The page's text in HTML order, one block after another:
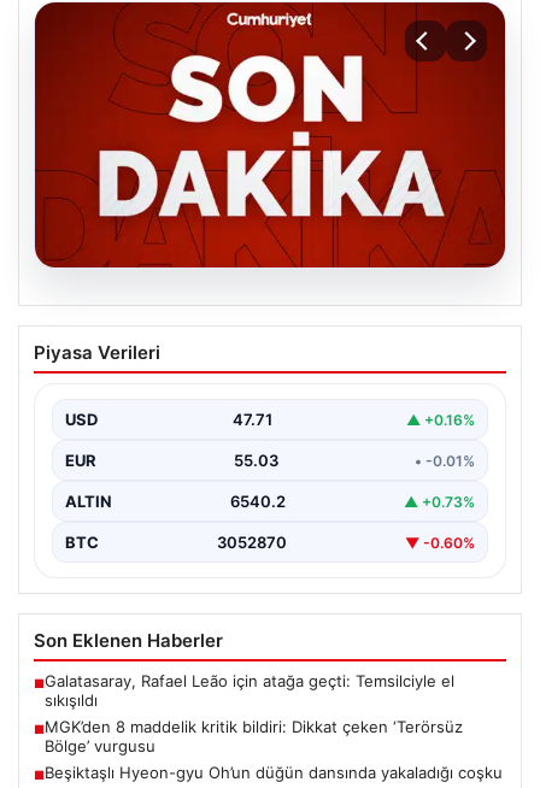
06.08.2026
MGK’den 8 maddelik kritik bildiri: Dikkat
çeken ‘Terörsüz Bölge’ vurgusu
Piyasa Verileri
USD 47.71 ▲ +0.16%
EUR 55.03 • -0.01%
ALTIN 6540.2 ▲ +0.73%
BTC 3052870 ▼ -0.60%
Son Eklenen Haberler
■Galatasaray, Rafael Leão için atağa geçti: Temsilciyle el
sıkışıldı
■MGK’den 8 maddelik kritik bildiri: Dikkat çeken ‘Terörsüz
Bölge’ vurgusu
■Beşiktaşlı Hyeon-gyu Oh’un düğün dansında yakaladığı coşku